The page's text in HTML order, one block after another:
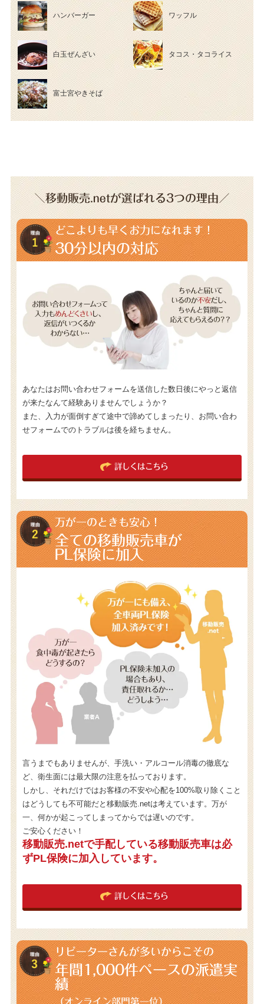
ハンバーガー ワッフル
白玉ぜんざい タコス・タコライス
富士宮やきそば
＼移動販売.netが選ばれる3つの理由／
どこよりも早くお力になれます！
30分以内の対応
あなたはお問い合わせフォームを送信した数日後にやっと返信
が来たなんて経験ありませんでしょうか？
また、入力が面倒すぎて途中で諦めてしまったり、お問い合わ
せフォームでのトラブルは後を経ちません。
詳しくはこちら
万が一のときも安心！
全ての移動販売車が
PL保険に加入
言うまでもありませんが、手洗い・アルコール消毒の徹底な
ど、衛生面には最大限の注意を払っております。
しかし、それだけではお客様の不安や心配を100%取り除くこと
はどうしても不可能だと移動販売.netは考えています。万が
一、何かが起こってしまってからでは遅いのです。
ご安心ください！
移動販売.netで手配している移動販売車は必
ずPL保険に加入しています。
詳しくはこちら
リピーターさんが多いからこその
年間1,000件ペースの派遣実
績
（オンライン部門第一位）